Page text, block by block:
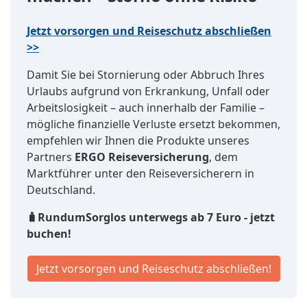
Jetzt vorsorgen und Reiseschutz abschließen
>>
Damit Sie bei Stornierung oder Abbruch Ihres
Urlaubs aufgrund von Erkrankung, Unfall oder
Arbeitslosigkeit – auch innerhalb der Familie –
mögliche finanzielle Verluste ersetzt bekommen,
empfehlen wir Ihnen die Produkte unseres
Partners ERGO Reiseversicherung, dem
Marktführer unter den Reiseversicherern in
Deutschland.
🧳RundumSorglos unterwegs ab 7 Euro - jetzt
buchen!
Jetzt vorsorgen und Reiseschutz abschließen!